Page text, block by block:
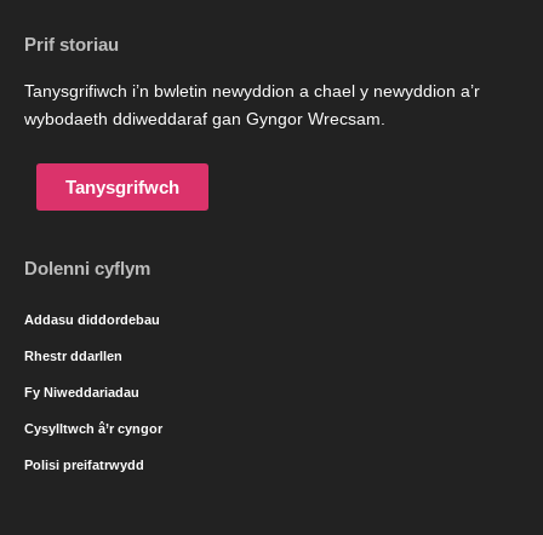
Prif storiau
Tanysgrifiwch i’n bwletin newyddion a chael y newyddion a’r
wybodaeth ddiweddaraf gan Gyngor Wrecsam.
Tanysgrifwch
Dolenni cyflym
Addasu diddordebau
Rhestr ddarllen
Fy Niweddariadau
Cysylltwch â’r cyngor
Polisi preifatrwydd